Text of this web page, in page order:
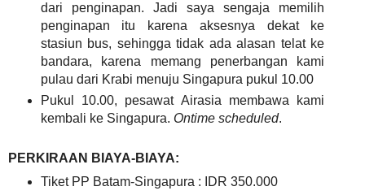
dari penginapan. Jadi saya sengaja memilih
penginapan itu karena aksesnya dekat ke
stasiun bus, sehingga tidak ada alasan telat ke
bandara, karena memang penerbangan kami
pulau dari Krabi menuju Singapura pukul 10.00
Pukul 10.00, pesawat Airasia membawa kami
kembali ke Singapura. Ontime scheduled.
PERKIRAAN BIAYA-BIAYA:
Tiket PP Batam-Singapura : IDR 350.000